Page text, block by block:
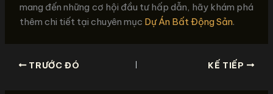
mang đến những cơ hội đầu tư hấp dẫn, hãy khám phá
thêm chi tiết tại chuyên mục Dự Án Bất Động Sản.
TRƯỚC ĐÓ KẾ TIẾP